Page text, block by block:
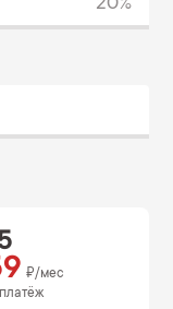
20%
₽/мес